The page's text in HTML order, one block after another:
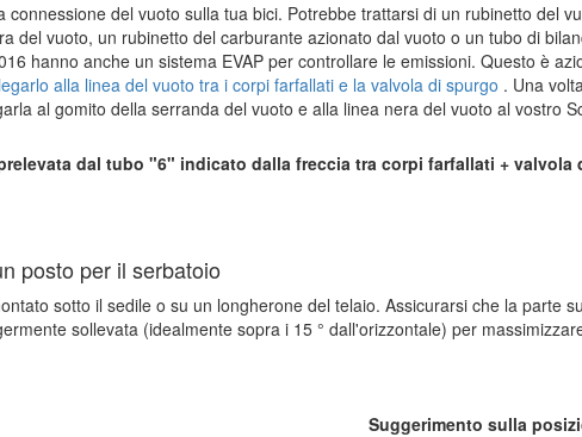
connessione del vuoto sulla tua bici. Potrebbe trattarsi di un rubinetto del
del vuoto, un rubinetto del carburante azionato dal vuoto o un tubo di
hanno anche un sistema EVAP per controllare le emissioni. Questo è
alla linea del vuoto tra i corpi farfallati e la valvola di spurgo . Una
al gomito della serranda del vuoto e alla linea nera del vuoto al vostro
dal tubo "6" indicato dalla freccia tra corpi farfallati + valvola
posto per il serbatoio
sotto il sedile o su un longherone del telaio. Assicurarsi che la parte
sollevata (idealmente sopra i 15 ° dall'orizzontale) per
Suggerimento sulla